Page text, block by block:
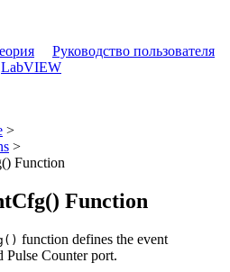
Руководство пользователя
LabVIEW
>
>
Function
Function
function defines the event
Pulse Counter port.